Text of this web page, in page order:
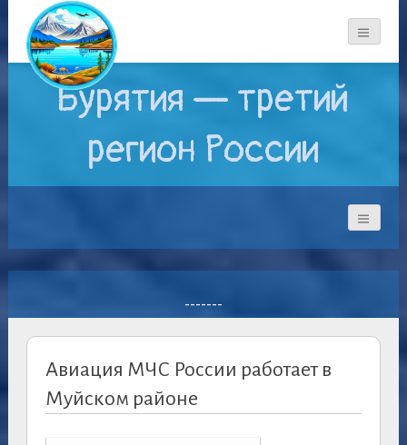
Бурятия — третий
регион России
-------
Авиация МЧС России работает в
Муйском районе